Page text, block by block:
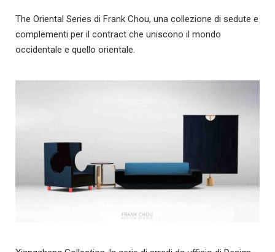
The Oriental Series di Frank Chou, una collezione di sedute e
complementi per il contract che uniscono il mondo
occidentale e quello orientale.